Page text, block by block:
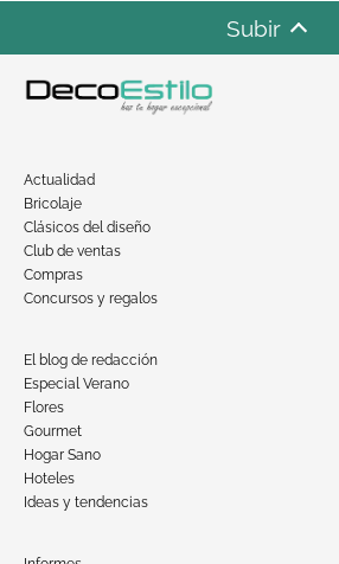
Subir
Actualidad
Bricolaje
Clásicos del diseño
Club de ventas
Compras
Concursos y regalos
El blog de redacción
Especial Verano
Flores
Gourmet
Hogar Sano
Hoteles
Ideas y tendencias